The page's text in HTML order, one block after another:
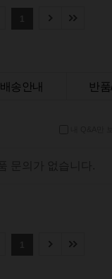
배송안내 반